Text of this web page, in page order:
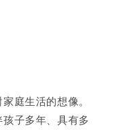
庭生活的想像。
子多年、具有多